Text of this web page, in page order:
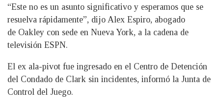
“Este no es un asunto significativo y esperamos que se
resuelva rápidamente”, dijo Alex Espiro, abogado
de Oakley con sede en Nueva York, a la cadena de
televisión ESPN.
El ex ala-pivot fue ingresado en el Centro de Detención
del Condado de Clark sin incidentes, informó la Junta de
Control del Juego.